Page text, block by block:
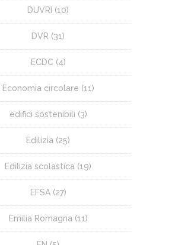
DUVRI (10)
DVR (31)
ECDC (4)
Economia circolare (11)
edifici sostenibili (3)
Edilizia (25)
Edilizia scolastica (19)
EFSA(27)
Emilia Romagna (11)